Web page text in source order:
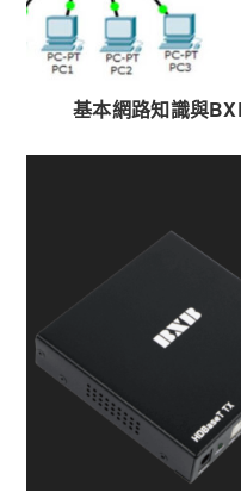
基本網路知識與